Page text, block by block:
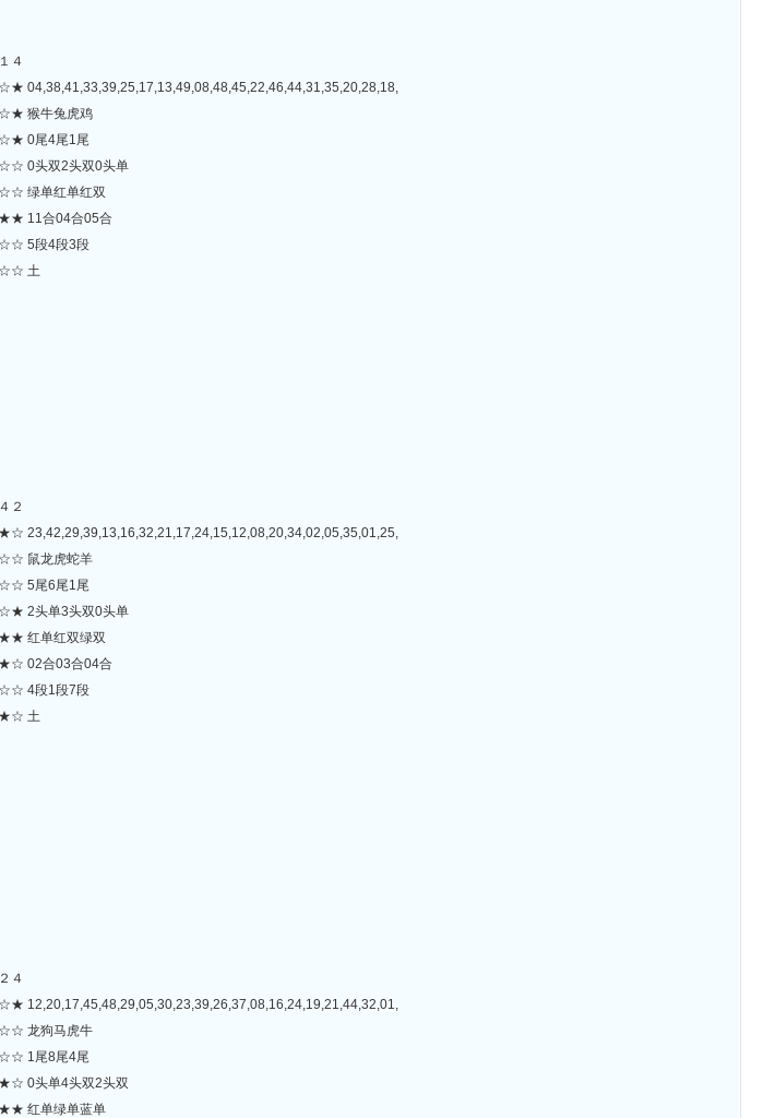
４
牛兔虎鸡
尾4尾1尾
双2头双0头单
单红单红双
合04合05合
段4段3段
土
２
龙虎蛇羊
尾6尾1尾
单3头双0头单
单红双绿双
合03合04合
段1段7段
土
４
狗马虎牛
尾8尾4尾
单4头双2头双
单绿单蓝单